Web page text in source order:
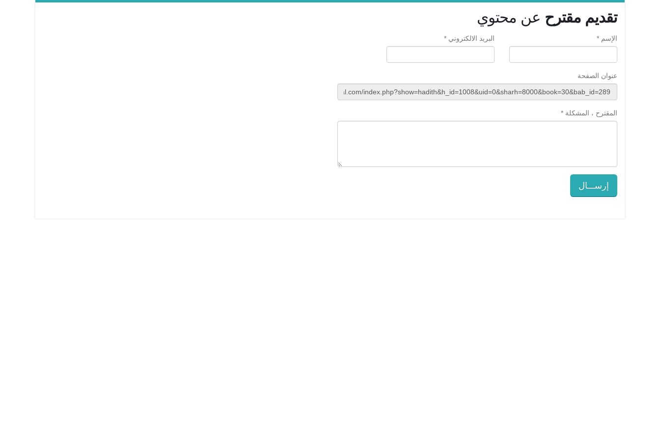
تقديم مقترح عن محتوي
الإسم * البريد الالكتروني *
عنوان الصفحة
المقترح ، المشكلة *